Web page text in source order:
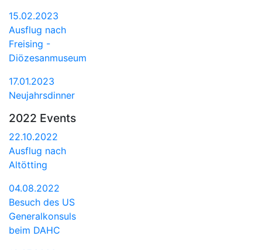
15.02.2023
Ausflug nach
Freising -
Diözesanmuseum
17.01.2023
Neujahrsdinner
2022 Events
22.10.2022
Ausflug nach
Altötting
04.08.2022
Besuch des US
Generalkonsuls
beim DAHC